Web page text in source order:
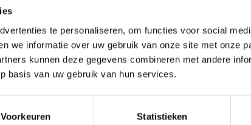
te personaliseren, om functies voor social
we informatie over uw gebruik van onze site met onze
kunnen deze gegevens combineren met andere
basis van uw gebruik van hun services.
Voorkeuren Statistieken
n.v.t.
n.v.t.
12 kg
12 kg